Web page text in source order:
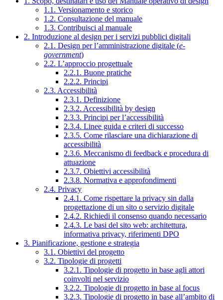
1.1. Versionamento e storico
1.2. Consultazione del manuale
1.3. Contribuisci al manuale
2. Introduzione al design per i servizi pubblici digitali
2.1. Design per l’amministrazione digitale (e-
government)
2.2. L’approccio progettuale
2.2.1. Buone pratiche
2.2.2. Principi
2.3. Accessibilità
2.3.1. Definizione
2.3.2. Accessibilità by design
2.3.3. Principi per l’accessibilità
2.3.4. Linee guida e criteri di successo
2.3.5. Come rilasciare una dichiarazione di
accessibilità
2.3.6. Meccanismo di feedback e procedura di
attuazione
2.3.7. Obiettivi accessibilità
2.3.8. Normativa e approfondimenti
2.4. Privacy
2.4.1. Come rispettare la privacy sin dalla
progettazione di un sito o servizio digitale
2.4.2. Richiedi il consenso quando necessario
2.4.3. Le basi del sito web: architettura,
informativa privacy, riferimenti DPO
3. Pianificazione, gestione e strategia
3.1. Obiettivi del progetto
3.2. Tipologie di progetti
3.2.1. Tipologie di progetto in base agli attori
coinvolti nel servizio
3.2.2. Tipologie di progetto in base al focus
3.2.3. Tipologie di progetto in base all’ambito di